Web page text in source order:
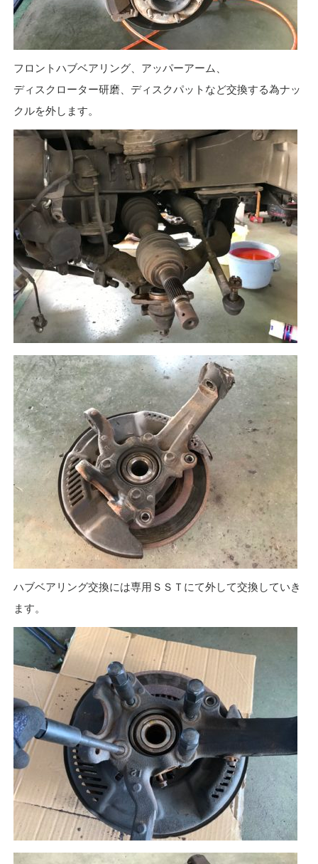
フロントハブベアリング、アッパーアーム、
ディスクローター研磨、ディスクパットなど交換する為ナッ
クルを外します。
ハブベアリング交換には専用ＳＳＴにて外して交換していき
ます。